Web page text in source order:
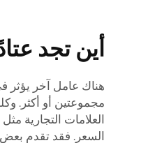
أين تجد
هناك عامل آخر
مجموعتين أو أكثر.
السعر. فقد تقدم